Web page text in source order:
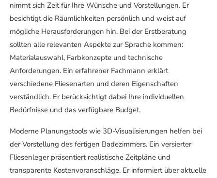
nimmt sich Zeit für Ihre Wünsche und Vorstellungen. Er
besichtigt die Räumlichkeiten persönlich und weist auf
mögliche Herausforderungen hin. Bei der Erstberatung
sollten alle relevanten Aspekte zur Sprache kommen:
Materialauswahl, Farbkonzepte und technische
Anforderungen. Ein erfahrener Fachmann erklärt
verschiedene Fliesenarten und deren Eigenschaften
verständlich. Er berücksichtigt dabei Ihre individuellen
Bedürfnisse und das verfügbare Budget.
Moderne Planungstools wie 3D-Visualisierungen helfen bei
der Vorstellung des fertigen Badezimmers. Ein versierter
Fliesenleger präsentiert realistische Zeitpläne und
transparente Kostenvoranschläge. Er informiert über aktuelle